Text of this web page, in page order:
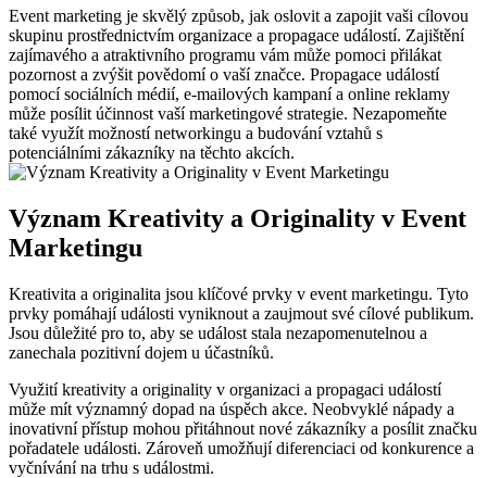
Event marketing je skvělý způsob, jak ‌oslovit a zapojit vaši cílovou ​
skupinu prostřednictvím organizace a propagace‍ událostí.⁢ Zajištění
zajímavého a​ atraktivního programu ⁤vám může pomoci přilákat⁣
pozornost a⁤ zvýšit povědomí⁢ o ⁤vaší značce. Propagace událostí
pomocí ⁢sociálních médií,‌ e-mailových ​kampaní a online ‌reklamy
může posílit účinnost vaší marketingové strategie. ⁤Nezapomeňte
také ‍využít možností networkingu a budování vztahů ​s
‌potenciálními zákazníky na těchto akcích.
Význam Kreativity ​a Originality v Event
‌Marketingu
Kreativita a​ originalita ‌jsou klíčové prvky v event marketingu. Tyto⁢
prvky pomáhají ⁣události vyniknout a zaujmout své cílové​ publikum.
Jsou‌ důležité ‌pro‌ to, aby se událost stala nezapomenutelnou a
zanechala pozitivní dojem‌ u účastníků.
Využití kreativity a originality v ‌organizaci a propagaci událostí
⁢může mít významný dopad na úspěch akce. Neobvyklé nápady⁢ a
inovativní⁣ přístup mohou přitáhnout nové zákazníky a posílit ‍značku⁣
pořadatele události.‍ Zároveň‍ umožňují diferenciaci​ od‌ konkurence a
vyčnívání ​na ‌trhu s událostmi.